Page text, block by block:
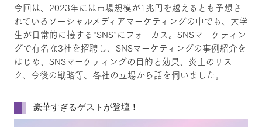
今回は、2023年には市場規模が1兆円を越えるとも予想さ
れているソーシャルメディアマーケティングの中でも、大学
生が日常的に接する“SNS”にフォーカス。SNSマーケティン
グで有名な3社を招聘し、SNSマーケティングの事例紹介を
はじめ、SNSマーケティングの目的と効果、炎上のリス
ク、今後の戦略等、各社の立場から話を伺いました。
豪華すぎるゲストが登壇！